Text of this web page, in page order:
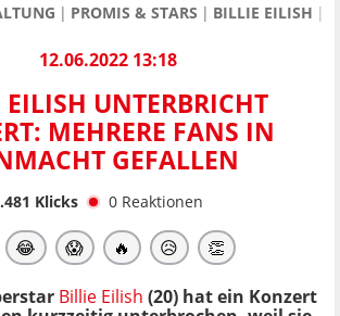
PROMIS & STARS BILLIE EILISH
12.06.2022 13:18
UNTERBRICHT
MEHRERE FANS IN
GEFALLEN
Klicks 0 Reaktionen
😂 😱 🔥 😥 👏
Billie Eilish (20) hat ein Konzert